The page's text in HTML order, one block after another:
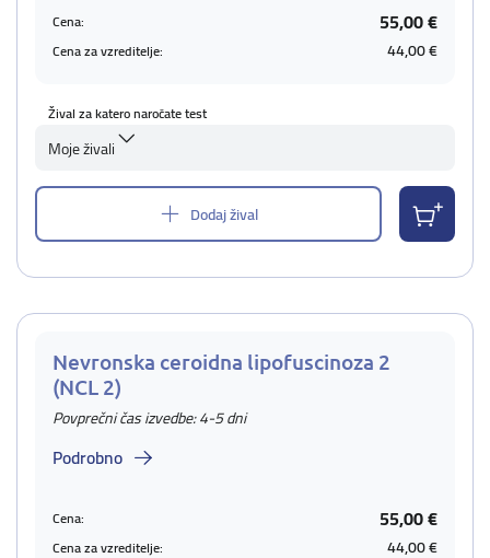
Cena: 55,00 €
Cena za vzreditelje: 44,00 €
Žival za katero naročate test
Moje živali
Dodaj žival
Nevronska ceroidna lipofuscinoza 2
(NCL 2)
Povprečni čas izvedbe: 4-5 dni
Podrobno
Cena: 55,00 €
Cena za vzreditelje: 44,00 €